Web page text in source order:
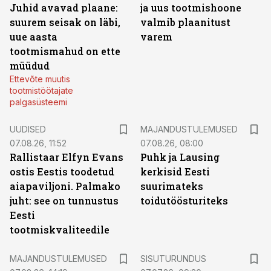
Juhid avavad plaane:
suurem seisak on läbi,
uue aasta
tootmismahud on ette
müüdud
Ettevõte muutis
tootmistöötajate
palgasüsteemi
ja uus tootmishoone
valmib plaanitust
varem
UUDISED
07.08.26, 11:52
Rallistaar Elfyn Evans
ostis Eestis toodetud
aiapaviljoni. Palmako
juht: see on tunnustus
Eesti
tootmiskvaliteedile
MAJANDUSTULEMUSED
07.08.26, 08:00
Puhk ja Lausing
kerkisid Eesti
suurimateks
toidutöösturiteks
MAJANDUSTULEMUSED
SISUTURUNDUS